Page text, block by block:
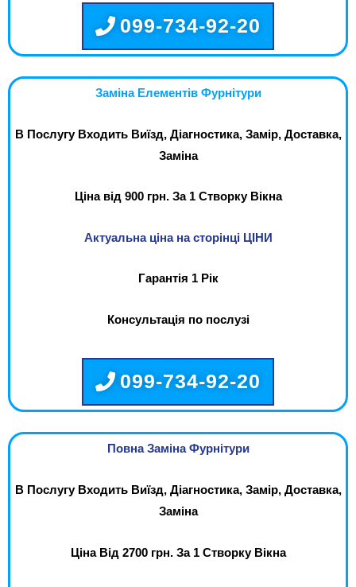
099-734-92-20
Заміна Елементів Фурнітури
В Послугу Входить Виїзд, Діагностика, Замір, Доставка,
Заміна
Ціна від 900 грн. За 1 Створку Вікна
Актуальна ціна на сторінці ЦІНИ
Гарантія 1 Рік
Консультація по послузі
099-734-92-20
Повна Заміна Фурнітури
В Послугу Входить Виїзд, Діагностика, Замір, Доставка,
Заміна
Ціна Від 2700 грн. За 1 Створку Вікна